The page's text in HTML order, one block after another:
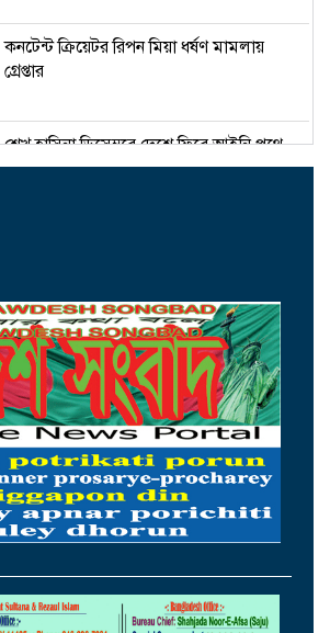
কনটেন্ট ক্রিয়েটর রিপন মিয়া ধর্ষণ মামলায়
গ্রেপ্তার
শেখ হাসিনা ডিসেম্বরে দেশে ফিরে আইনি পথে
হাঁটুক-আইনমন্ত্রী
মন্ত্রীদের ১০, এমপিদের ৫ লাখ টাকা বেতন চান
নুর
২৩তম রাষ্ট্রপতি হিসেবে আলোচনায় যারা
হামের উপসর্গে ৩ শিশুর মৃত্যু, আক্রান্ত ১২১৮